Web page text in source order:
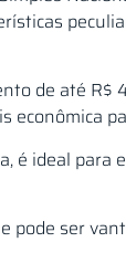
de até R$
econômica
é ideal para
pode ser